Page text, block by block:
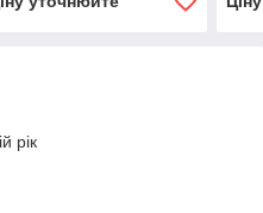
рік